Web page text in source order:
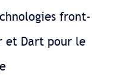
front-
et Dart pour le